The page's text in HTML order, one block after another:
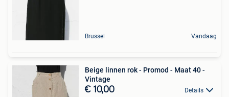
Brussel Vandaag
Beige linnen rok - Promod - Maat 40 -
Vintage
€ 10,00 Details